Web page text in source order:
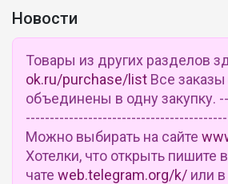
Новости
Товары из других разделов
ok.ru/purchase/list Все
объединены в одну закупку.
Можно выбирать на сайте
Хотелки, что открыть пишите
чате web.telegram.org/k/ или